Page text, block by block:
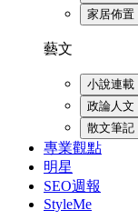
家居佈置
藝文
小說連載
政論人文
散文筆記
專業觀點
明星
SEO週報
StyleMe